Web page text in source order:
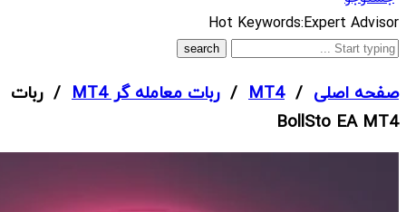
What
are
looking
for?
Hot Keywords:Expert Advisor
صفحه اصلی /
MT4
/ربات معامله گر MT4
/ ربات
BollSto EA MT4